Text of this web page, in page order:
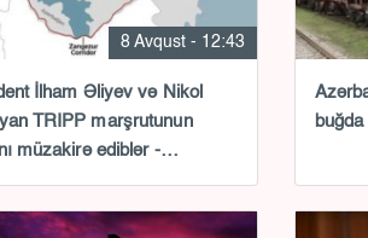
8 Avqust - 12:43
İlham Əliyev və Nikol
TRIPP marşrutunun
müzakirə ediblər -